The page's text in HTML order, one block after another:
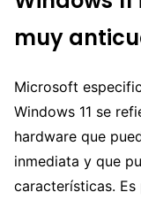
muy
Microsoft
Windows 11 se
hardware que
inmediata y que
características.